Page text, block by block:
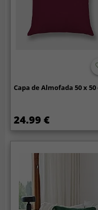
Capa de Almofada 50 x 50
24.99 €